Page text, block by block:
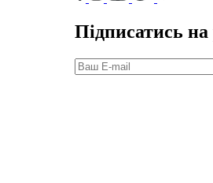
Підписатись на